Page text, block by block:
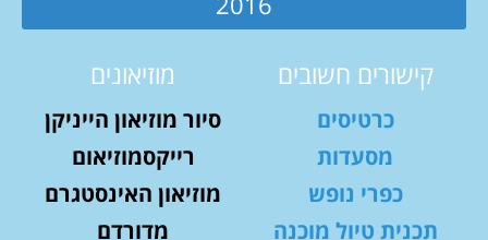
קישורים חשובים
כרטיסים
מסעדות
כפרי נופש
תכנית טיול מוכנה
מוזיאונים
סיור מוזיאון הייניקן
רייקסמוזיאום
מוזיאון האינסטגרם
מדורדם